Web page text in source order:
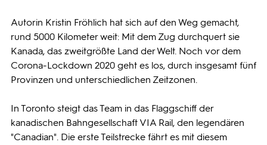
Autorin Kristin Fröhlich hat sich auf den Weg gemacht,
rund 5000 Kilometer weit: Mit dem Zug durchquert sie
Kanada, das zweitgrößte Land der Welt. Noch vor dem
Corona-Lockdown 2020 geht es los, durch insgesamt fünf
Provinzen und unterschiedlichen Zeitzonen.
In Toronto steigt das Team in das Flaggschiff der
kanadischen Bahngesellschaft VIA Rail, den legendären
"Canadian". Die erste Teilstrecke fährt es mit diesem